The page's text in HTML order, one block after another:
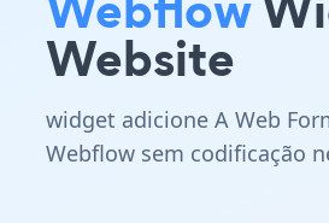
Website
widget adicione A Web
Webflow sem codificação